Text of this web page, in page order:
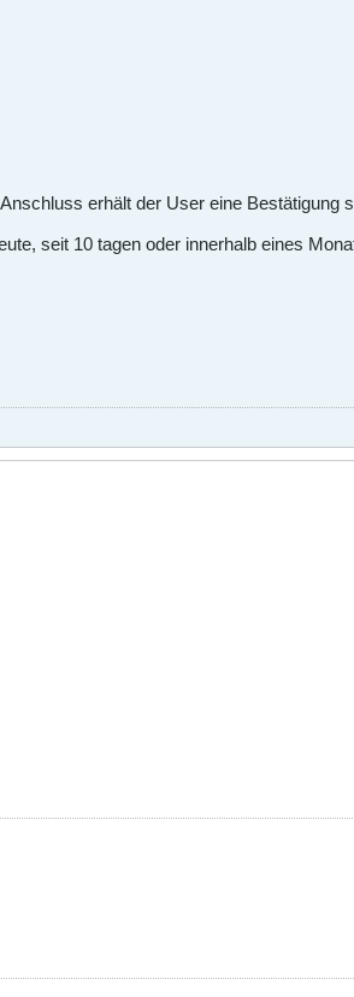
erhält der User eine Bestätigung
seit 10 tagen oder innerhalb eines